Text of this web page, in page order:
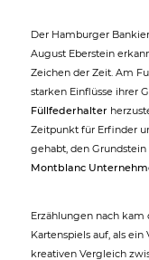
Der Hamburger
August Eberstein
Zeichen der Zeit. Am
starken Einflüsse ihrer
Füllfederhalter
Zeitpunkt für Erfinder
gehabt, den
Montblanc
Erzählungen nach
Kartenspiels auf, als
kreativen Vergleich